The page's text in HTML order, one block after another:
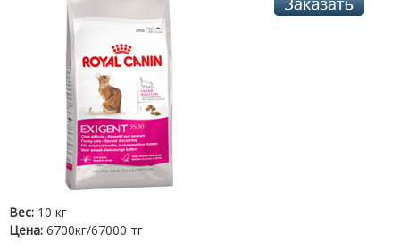
Вес: 10 кг
Цена: 6700кг/67000 тг